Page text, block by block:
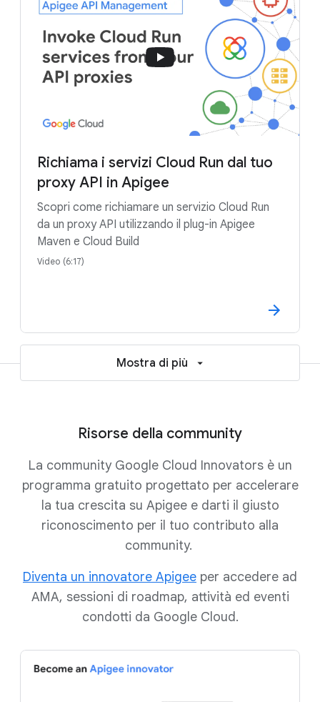
Richiama i servizi Cloud Run dal tuo
proxy API in Apigee
Scopri come richiamare un servizio Cloud Run
da un proxy API utilizzando il plug-in Apigee
Maven e Cloud Build
Video (6:17)
Mostra di più
Risorse della community
La community Google Cloud Innovators è un
programma gratuito progettato per accelerare
la tua crescita su Apigee e darti il giusto
riconoscimento per il tuo contributo alla
community.
Diventa un innovatore Apigee per accedere ad
AMA, sessioni di roadmap, attività ed eventi
condotti da Google Cloud.